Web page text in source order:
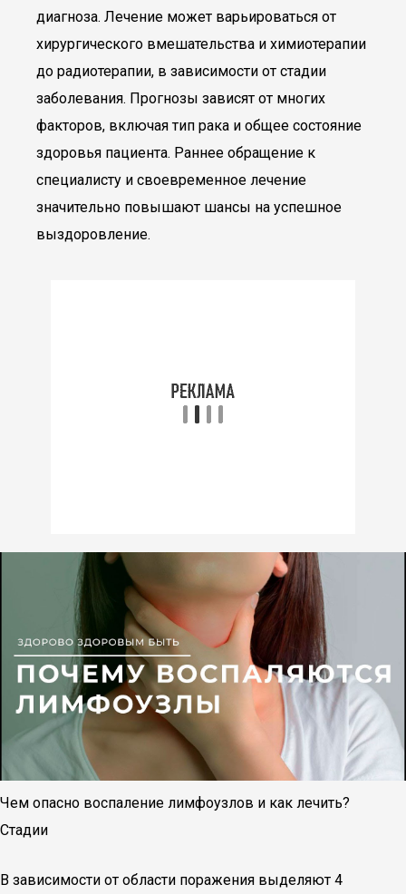
диагноза. Лечение может варьироваться от
хирургического вмешательства и химиотерапии
до радиотерапии, в зависимости от стадии
заболевания. Прогнозы зависят от многих
факторов, включая тип рака и общее состояние
здоровья пациента. Раннее обращение к
специалисту и своевременное лечение
значительно повышают шансы на успешное
выздоровление.
Чем опасно воспаление лимфоузлов и как лечить?
Стадии
В зависимости от области поражения выделяют 4